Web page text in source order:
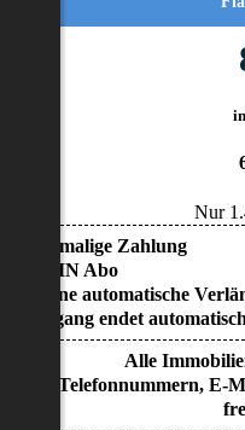
Nur
• Einmalige Zahlung
• KEIN Abo
• Keine automatische
• Zugang endet
Alle
Alle Telefonnummern, E-